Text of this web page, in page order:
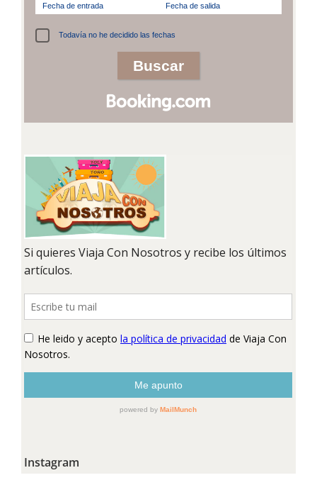
Fecha de entrada Fecha de salida
Todavía no he decidido las fechas
Instagram